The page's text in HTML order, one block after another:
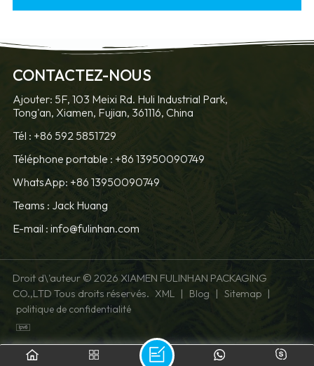
CONTACTEZ-NOUS
Ajouter: 5F, 103 Meixi Rd. Huli Industrial Park,
Tong'an, Xiamen, Fujian, 361116, China
Tél : +86 592 5851729
Téléphone portable : +86 13950090749
WhatsApp: +86 13950090749
Teams : Jack Huang
E-mail : info@fulinhan.com
Droit d\'auteur © 2026 XIAMEN FULINHAN PACKAGING
CO.,LTD Tous droits réservés. XML | Blog | Sitemap |
politique de confidentialité